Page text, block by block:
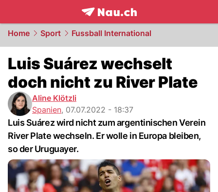
frontpage.NAU.ch
Home Sport Fussball International
Luis Suárez wechselt
doch nicht zu River Plate
Aline Klötzli
Spanien, 07.07.2022 - 18:37
Luis Suárez wird nicht zum argentinischen Verein
River Plate wechseln. Er wolle in Europa bleiben,
so der Uruguayer.